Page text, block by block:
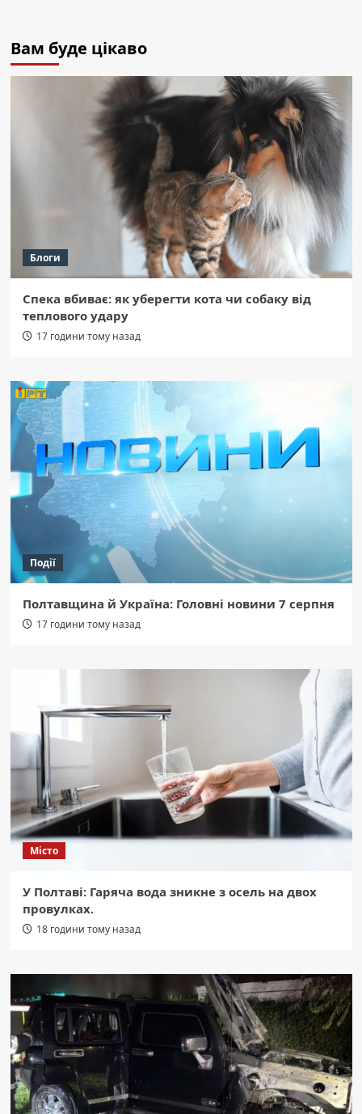
Вам буде цікаво
Блоги
Спека вбиває: як уберегти кота чи собаку від
теплового удару
17 години тому назад
Події
Полтавщина й Україна: Головні новини 7 серпня
17 години тому назад
Місто
У Полтаві: Гаряча вода зникне з осель на двох
провулках.
18 години тому назад